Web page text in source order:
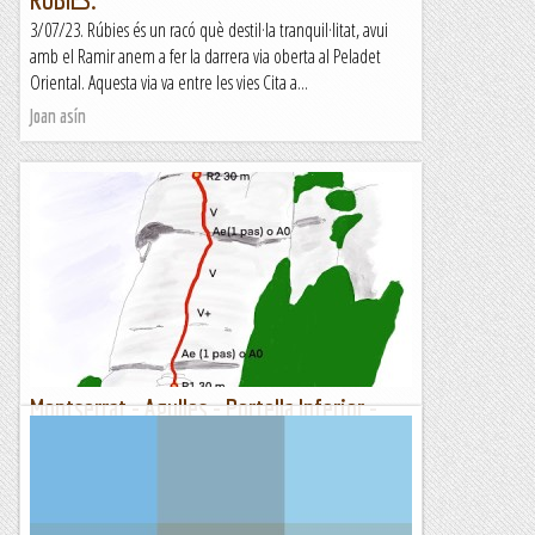
3/07/23. Rúbies és un racó què destil·la tranquil·litat, avui
amb el Ramir anem a fer la darrera via oberta al Peladet
Oriental. Aquesta via va entre les vies Cita a...
Joan asín
Montserrat - Agulles - Portella Inferior -
hem quedat amb la Laura i resulta que aquesta aresta...